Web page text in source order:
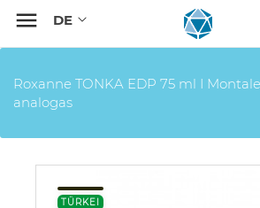

Roxanne TONKA EDP 75 ml I
analogas
TÜRKEI